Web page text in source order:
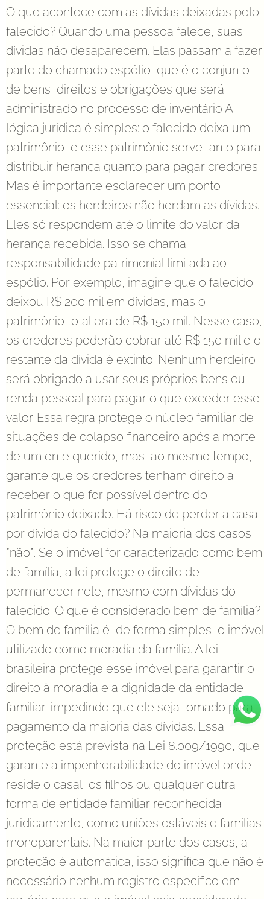
O que acontece com as dívidas deixadas pelo
falecido? Quando uma pessoa falece, suas
dívidas não desaparecem. Elas passam a fazer
parte do chamado espólio, que é o conjunto
de bens, direitos e obrigações que será
administrado no processo de inventário A
lógica jurídica é simples: o falecido deixa um
patrimônio, e esse patrimônio serve tanto para
distribuir herança quanto para pagar credores.
Mas é importante esclarecer um ponto
essencial: os herdeiros não herdam as dívidas.
Eles só respondem até o limite do valor da
herança recebida. Isso se chama
responsabilidade patrimonial limitada ao
espólio. Por exemplo, imagine que o falecido
deixou R$ 200 mil em dívidas, mas o
patrimônio total era de R$ 150 mil. Nesse caso,
os credores poderão cobrar até R$ 150 mil e o
restante da dívida é extinto. Nenhum herdeiro
será obrigado a usar seus próprios bens ou
renda pessoal para pagar o que exceder esse
valor. Essa regra protege o núcleo familiar de
situações de colapso financeiro após a morte
de um ente querido, mas, ao mesmo tempo,
garante que os credores tenham direito a
receber o que for possível dentro do
patrimônio deixado. Há risco de perder a casa
por dívida do falecido? Na maioria dos casos,
*não*. Se o imóvel for caracterizado como bem
de família, a lei protege o direito de
permanecer nele, mesmo com dívidas do
falecido. O que é considerado bem de família?
O bem de família é, de forma simples, o imóvel
utilizado como moradia da família. A lei
brasileira protege esse imóvel para garantir o
direito à moradia e a dignidade da entidade
familiar, impedindo que ele seja tomado para
pagamento da maioria das dívidas. Essa
proteção está prevista na Lei 8.009/1990, que
garante a impenhorabilidade do imóvel onde
reside o casal, os filhos ou qualquer outra
forma de entidade familiar reconhecida
juridicamente, como uniões estáveis e famílias
monoparentais. Na maior parte dos casos, a
proteção é automática, isso significa que não é
necessário nenhum registro específico em